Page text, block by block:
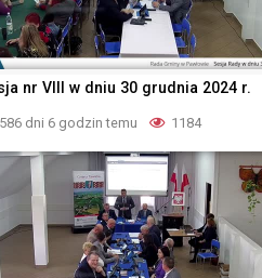
nr VIII w dniu 30 grudnia 2024 r.
586 dni 6 godzin temu 1184